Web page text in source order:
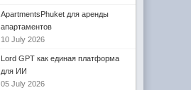
ApartmentsPhuket для аренды
апартаментов
10 July 2026
Lord GPT как единая платформа
для ИИ
05 July 2026